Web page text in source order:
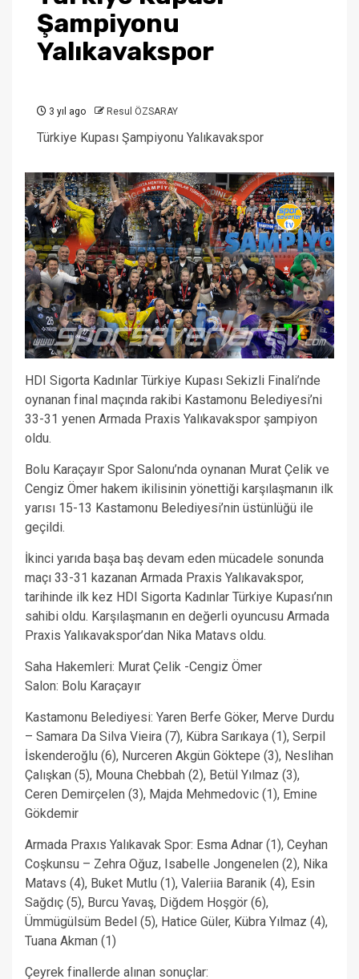
Şampiyonu
Yalıkavakspor
3 yıl ago Resul ÖZSARAY
Türkiye Kupası Şampiyonu Yalıkavakspor
HDI Sigorta Kadınlar Türkiye Kupası Sekizli Finali’nde
oynanan final maçında rakibi Kastamonu Belediyesi’ni
33-31 yenen Armada Praxis Yalıkavakspor şampiyon
oldu.
Bolu Karaçayır Spor Salonu’nda oynanan Murat Çelik ve
Cengiz Ömer hakem ikilisinin yönettiği karşılaşmanın ilk
yarısı 15-13 Kastamonu Belediyesi’nin üstünlüğü ile
geçildi.
İkinci yarıda başa baş devam eden mücadele sonunda
maçı 33-31 kazanan Armada Praxis Yalıkavakspor,
tarihinde ilk kez HDI Sigorta Kadınlar Türkiye Kupası’nın
sahibi oldu. Karşılaşmanın en değerli oyuncusu Armada
Praxis Yalıkavakspor’dan Nika Matavs oldu.
Saha Hakemleri: Murat Çelik -Cengiz Ömer
Salon: Bolu Karaçayır
Kastamonu Belediyesi: Yaren Berfe Göker, Merve Durdu
– Samara Da Silva Vieira (7), Kübra Sarıkaya (1), Serpil
İskenderoğlu (6), Nurceren Akgün Göktepe (3), Neslihan
Çalışkan (5), Mouna Chebbah (2), Betül Yılmaz (3),
Ceren Demirçelen (3), Majda Mehmedovic (1), Emine
Gökdemir
Armada Praxıs Yalıkavak Spor: Esma Adnar (1), Ceyhan
Coşkunsu – Zehra Oğuz, Isabelle Jongenelen (2), Nika
Matavs (4), Buket Mutlu (1), Valeriia Baranik (4), Esin
Sağdıç (5), Burcu Yavaş, Diğdem Hoşgör (6),
Ümmügülsüm Bedel (5), Hatice Güler, Kübra Yılmaz (4),
Tuana Akman (1)
Çeyrek finallerde alınan sonuçlar: